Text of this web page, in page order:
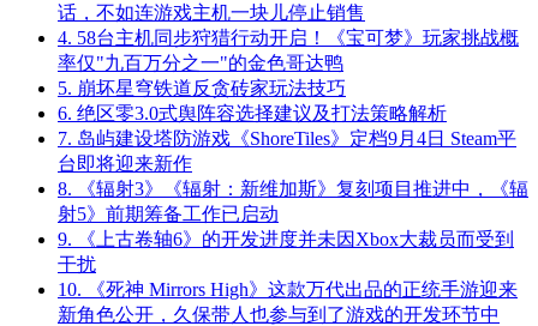
话，不如连游戏主机一块儿停止销售
4. 58台主机同步狩猎行动开启！《宝可梦》玩家挑战概
率仅"九百万分之一"的金色哥达鸭
5. 崩坏星穹铁道反贪砖家玩法技巧
6. 绝区零3.0式舆阵容选择建议及打法策略解析
7. 岛屿建设塔防游戏《ShoreTiles》定档9月4日 Steam平
台即将迎来新作
8. 《辐射3》《辐射：新维加斯》复刻项目推进中，《辐
射5》前期筹备工作已启动
9. 《上古卷轴6》的开发进度并未因Xbox大裁员而受到
干扰
10. 《死神 Mirrors High》这款万代出品的正统手游迎来
新角色公开，久保带人也参与到了游戏的开发环节中